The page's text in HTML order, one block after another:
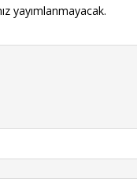
yayımlanmayacak.